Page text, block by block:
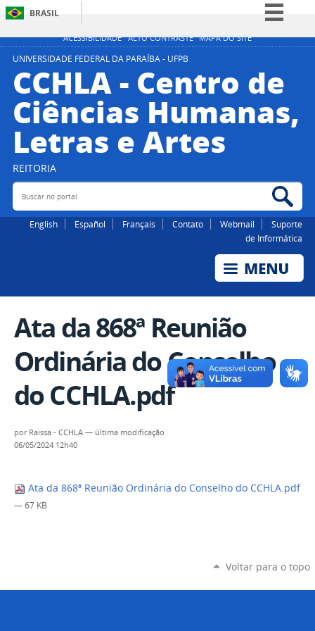
ACESSIBILIDADE ALTO CONTRASTE MAPA DO SITE
BRASIL
Simplifique!
Participe
Legislação
Canais
UNIVERSIDADE FEDERAL DA PARAÍBA - UFPB
CCHLA - Centro de
Ciências Humanas,
Letras e Artes
REITORIA
Buscar no portal
English Español Français Contato Webmail
Suporte
de Informática
Ata da 868ª Reunião
Ordinária do Conselho
do CCHLA.pdf
por Raissa - CCHLA — última modificação
06/05/2024 12h40
Ata da 868ª Reunião Ordinária do Conselho do CCHLA.pdf
— 67 KB
Voltar para o topo